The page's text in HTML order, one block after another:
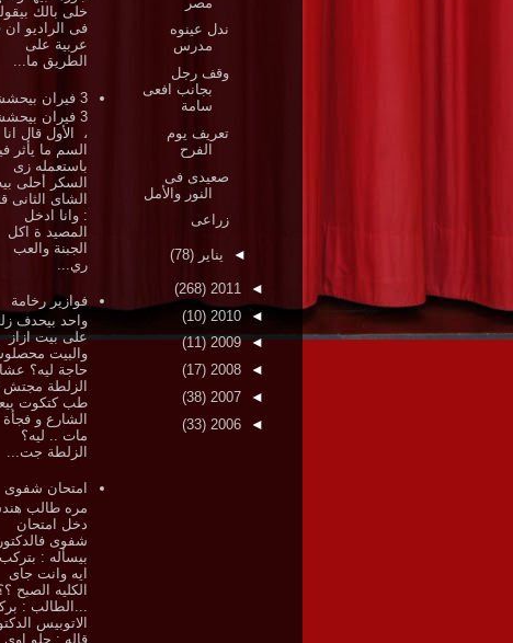
ندل عينوه
مدرس
وقف رجل
بجانب افعى
سامة
تعريف يوم
الفرح
صعيدى فى
النور والأمل
زراعى
◄ يناير (78)
◄
2011
(268)
◄
2010
(10)
◄
2009
(11)
◄
2008
(17)
◄
2007
(38)
◄
2006
(33)
خلى بالك
فى الراديو ان
عربية على
الطريق ما...
3 فيران بيحششوا
3 فيران
، الأول قال انا
السم ما يأثر
باستعمله زى
السكر أحلى
الشاى الثانى
: وانا ادخل
المصيد ة اكل
الجبنة والعب
ري...
فوازير رخامة
واحد بيحدف
على بيت ازاز
والبيت
حاجة ليه؟
الزلطة مجتش
طب كتكوت
الشارع و فجأة
مات .. ليه؟
الزلطة جت...
امتحان شفوى
مره طالب
دخل امتحان
شفوى فالدكتور
بيسأله : بتركب
ايه وانت جاى
الكليه الصبح
...الطالب :
الاتوبيس
قاله : حلو اوى ..